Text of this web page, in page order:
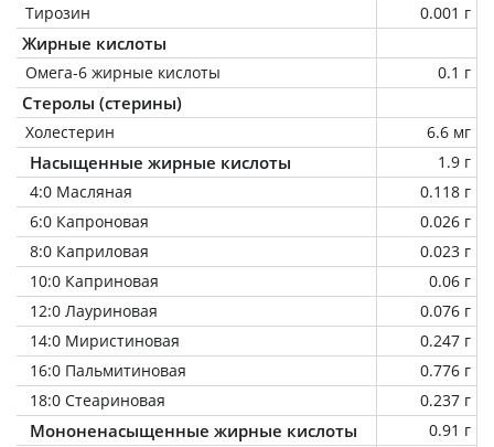
Тирозин
0.001 г
Жирные кислоты
Омега-6 жирные кислоты 0.1 г
Стеролы (стерины)
Холестерин 6.6 мг
Насыщенные жирные кислоты
1.9 г
4:0 Масляная
0.118 г
6:0 Капроновая
0.026 г
8:0 Каприловая
0.023 г
10:0 Каприновая
0.06 г
12:0 Лауриновая
0.076 г
14:0 Миристиновая
0.247 г
16:0 Пальмитиновая
0.776 г
18:0 Стеариновая
0.237 г
Мононенасыщенные жирные кислоты
0.91 г